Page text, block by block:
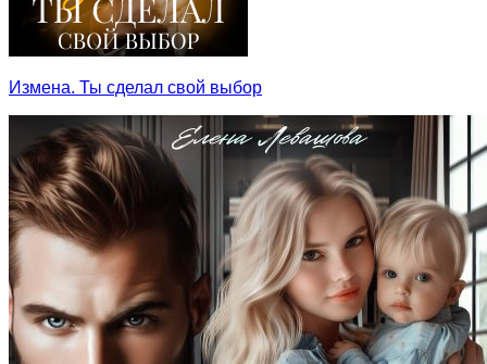
Измена. Ты сделал свой выбор